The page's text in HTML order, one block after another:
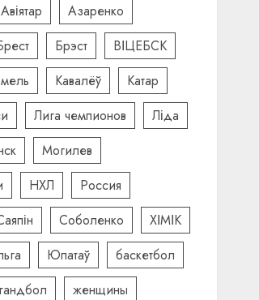
Авіятар
Азаренко
Брэст
ВІЦЕБСК
Кавалёў
Катар
Лига чемпионов
Ліда
Могилев
НХЛ
Россия
Соболенко
ХІМІК
Юпатаў
баскетбол
гандбол
женщины